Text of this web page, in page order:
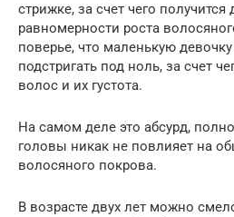
стрижке, за счет чего получится
равномерности роста
поверье, что маленькую
подстригать под ноль, за счет
волос и их густота.
На самом деле это абсурд,
головы никак не повлияет на
волосяного покрова.
В возрасте двух лет можно